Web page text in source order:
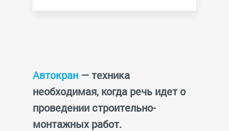
Автокран — техника
необходимая, когда речь идет о
проведении строительно-
монтажных работ.